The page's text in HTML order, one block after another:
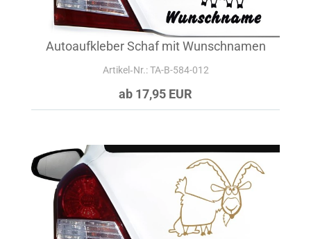
Autoaufkleber Schaf mit Wunschnamen
Artikel‑Nr.: TA-B-584-012
ab 17,95 EUR